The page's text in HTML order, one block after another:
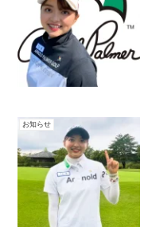
お知らせ